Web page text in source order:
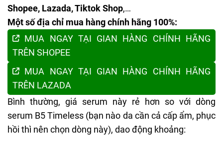
Shopee, Lazada, Tiktok Shop,…
Một số địa chỉ mua hàng chính hãng 100%:
MUA NGAY TẠI GIAN HÀNG CHÍNH HÃNG
TRÊN SHOPEE
MUA NGAY TẠI GIAN HÀNG CHÍNH HÃNG
TRÊN LAZADA
Bình thường, giá serum này rẻ hơn so với dòng
serum B5 Timeless (bạn nào da cần cả cấp ẩm, phục
hồi thì nên chọn dòng này), dao động khoảng: